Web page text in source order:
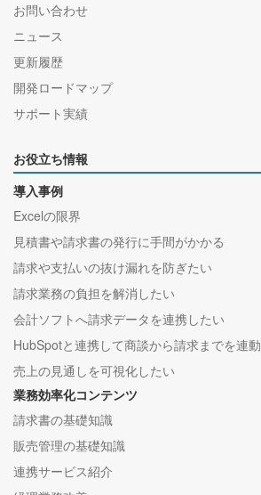
お問い合わせ
ニュース
更新履歴
開発ロードマップ
サポート実績
お役立ち情報
導入事例
Excelの限界
見積書や請求書の発行に手間がかかる
請求や支払いの抜け漏れを防ぎたい
請求業務の負担を解消したい
会計ソフトへ請求データを連携したい
HubSpotと連携して商談から請求までを連動
売上の見通しを可視化したい
業務効率化コンテンツ
請求書の基礎知識
販売管理の基礎知識
連携サービス紹介